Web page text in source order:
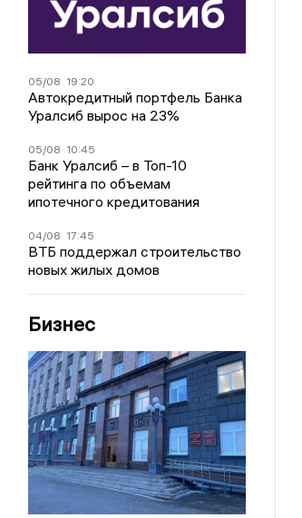
05/08 19:20
Автокредитный портфель Банка
Уралсиб вырос на 23%
05/08 10:45
Банк Уралсиб – в Топ-10
рейтинга по объемам
ипотечного кредитования
04/08 17:45
ВТБ поддержал строительство
новых жилых домов
Бизнес